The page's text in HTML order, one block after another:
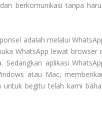
berkomunikasi tanpa
adalah melalui
WhatsApp lewat browser
aplikasi
atau Mac,
begitu telah kami